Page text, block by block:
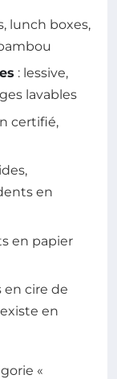
lunch boxes,
: lessive,
lavables
certifié,
en
en papier
en cire de
en
«